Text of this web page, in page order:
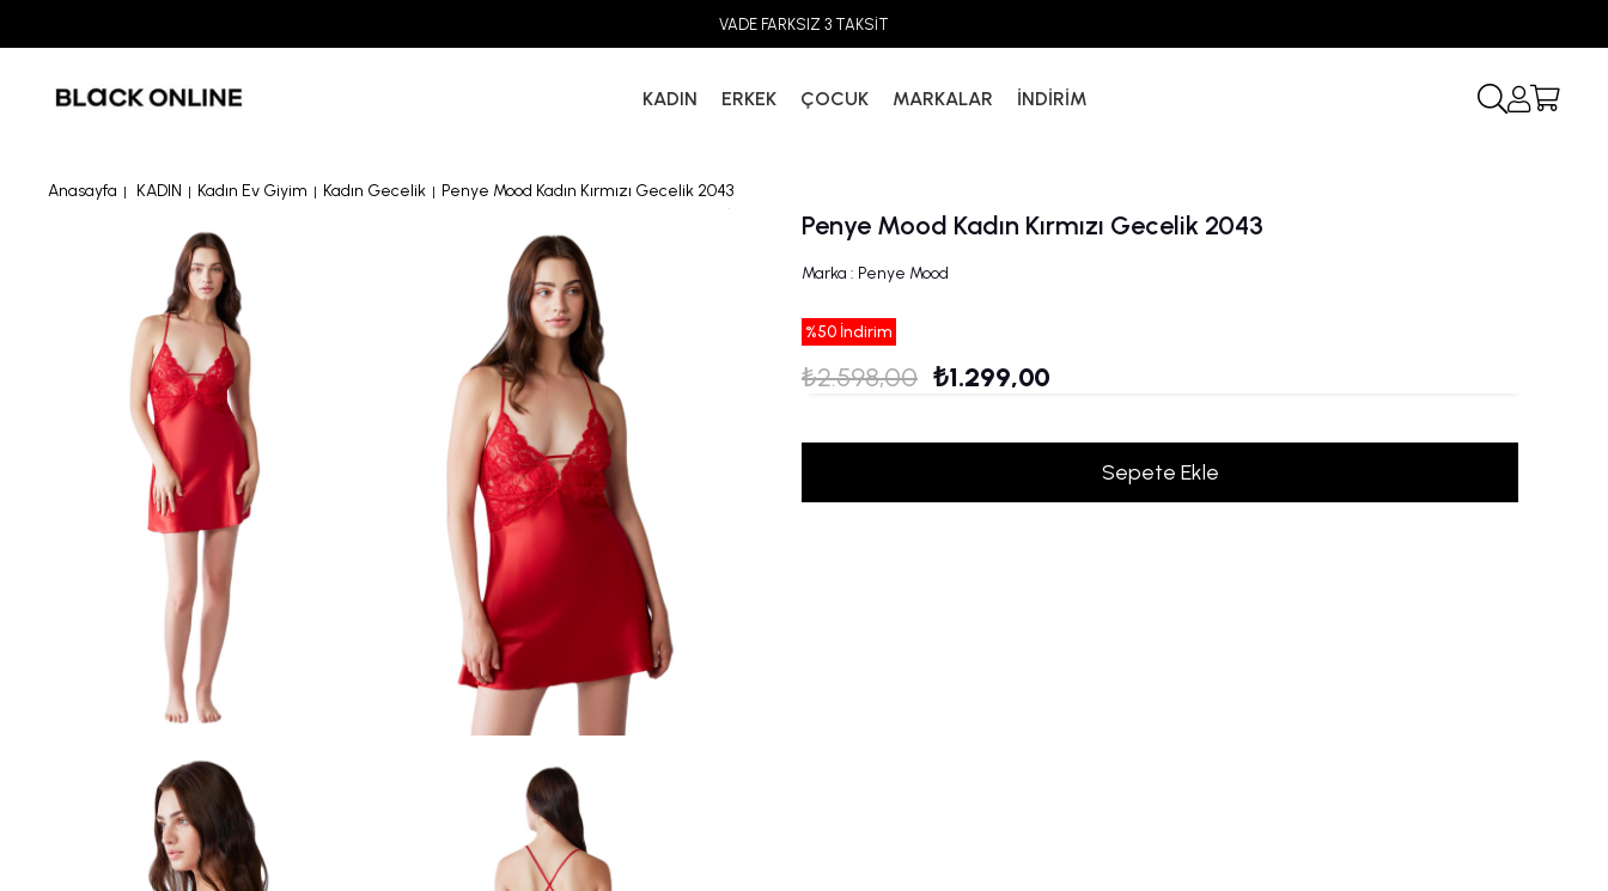
VADE FARKSIZ 3 TAKSİT
KADIN ERKEK ÇOCUK MARKALAR İNDİRİM
Anasayfa KADIN Kadın Ev Giyim Kadın Gecelik Penye Mood Kadın Kırmızı Gecelik 2043
Penye Mood Kadın Kırmızı Gecelik 2043
Marka : Penye Mood
%50 İndirim
₺2.598,00 ₺1.299,00